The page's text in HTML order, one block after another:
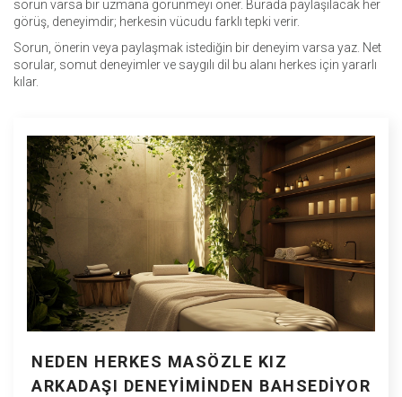
sorun varsa bir uzmana görünmeyi öner. Burada paylaşılacak her
görüş, deneyimdir; herkesin vücudu farklı tepki verir.
Sorun, önerin veya paylaşmak istediğin bir deneyim varsa yaz. Net
sorular, somut deneyimler ve saygılı dil bu alanı herkes için yararlı
kılar.
NEDEN HERKES MASÖZLE KIZ
ARKADAŞI DENEYIMINDEN BAHSEDIYOR